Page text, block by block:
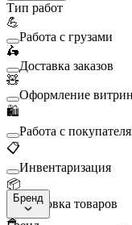
Тип работ
💪
Работа с грузами
🛵
Доставка заказов
🧸
Оформление витрин
🛍️
Работа с
📋
Инвентаризация
📦
Упаковка товаров
🧹
Бренд